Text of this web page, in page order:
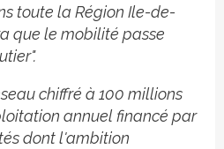
toute la Région Ile-de-
que le mobilité passe
chiffré à 100 millions
annuel financé par
dont l'ambition